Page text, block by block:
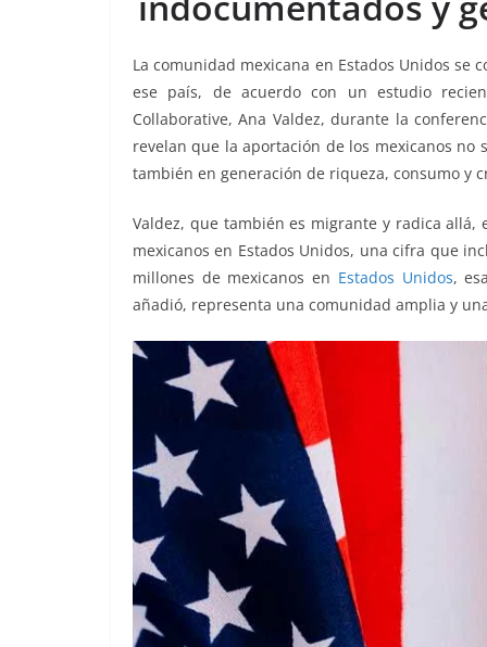
o
o
k
p
p
g
er
m tir
La comunidad mexicana en Estados Unidos se
ese país, de acuerdo con un estudio
Collaborative, Ana Valdez, durante la
revelan que la aportación de los mexicanos
también en generación de riqueza, consumo y
Valdez, que también es migrante y radica
mexicanos en Estados Unidos, una cifra que
millones de mexicanos en Estados Unidos,
añadió, representa una comunidad amplia y